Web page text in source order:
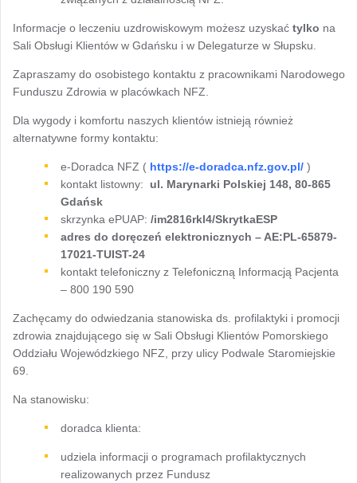
Informacje o leczeniu uzdrowiskowym możesz uzyskać tylko na
Sali Obsługi Klientów w Gdańsku i w Delegaturze w Słupsku.
Zapraszamy do osobistego kontaktu z pracownikami Narodowego
Funduszu Zdrowia w placówkach NFZ.
Dla wygody i komfortu naszych klientów istnieją również
alternatywne formy kontaktu:
e-Doradca NFZ ( https://e-doradca.nfz.gov.pl/ )
kontakt listowny: ul. Marynarki Polskiej 148, 80-865
Gdańsk
skrzynka ePUAP: /im2816rkl4/SkrytkaESP
adres do doręczeń elektronicznych – AE:PL-65879-
17021-TUIST-24
kontakt telefoniczny z Telefoniczną Informacją Pacjenta
– 800 190 590
Zachęcamy do odwiedzania stanowiska ds. profilaktyki i promocji
zdrowia znajdującego się w Sali Obsługi Klientów Pomorskiego
Oddziału Wojewódzkiego NFZ, przy ulicy Podwale Staromiejskie
69.
Na stanowisku:
doradca klienta:
udziela informacji o programach profilaktycznych
realizowanych przez Fundusz